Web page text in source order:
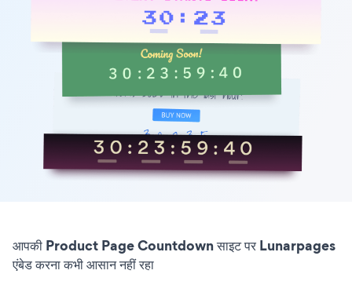
आपकी Product Page Countdown साइट पर Lunarpages
एंबेड करना कभी आसान नहीं रहा